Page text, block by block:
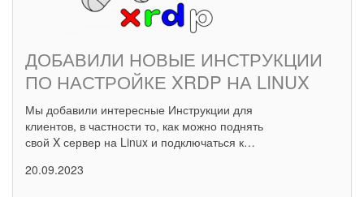
ДОБАВИЛИ НОВЫЕ ИНСТРУКЦИИ
ПО НАСТРОЙКЕ XRDP НА LINUX
Мы добавили интересные Инструкции для
клиентов, в частности то, как можно поднять
свой X сервер на Linux и подключаться к…
20.09.2023